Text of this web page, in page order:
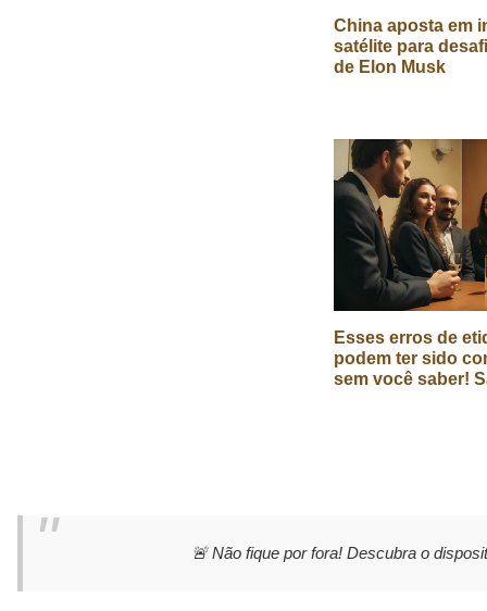
China aposta em
satélite para
de Elon Musk
Esses erros de
podem ter sido
sem você saber!
🚨 Não fique por fora! Descubra o